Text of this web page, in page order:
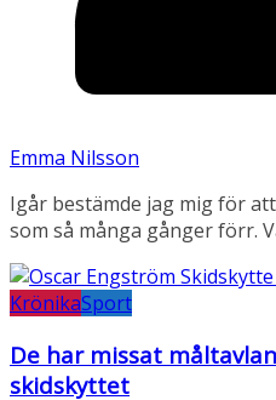
Emma Nilsson
Igår bestämde jag mig för
som så många gånger förr.
KrönikaSport
De har missat
skidskyttet